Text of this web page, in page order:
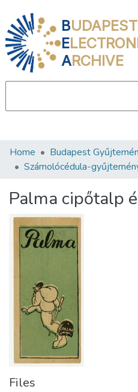
BUDAPEST
E
ARCHIVE
Communities & Collections
Statistics
About us
Home Budapest
Számolócédula-
Palma cipőtalp
Files